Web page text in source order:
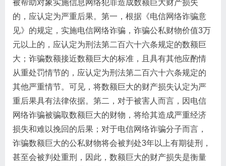
被帮助对象实施信息网络犯罪造成数额巨大财产损失
的，应认定为严重后果。第一，根据《电信网络诈骗意
见》的规定，实施电信网络诈骗，诈骗公私财物价值3万
元以上的，应认定为刑法第二百六十六条规定的数额巨
大；诈骗数额接近数额巨大的标准，且具有其他应酌情
从重处罚情节的，应认定为刑法第二百六十六条规定的
其他严重情节。可见，将数额巨大的财产损失认定为严
重后果具有法律依据。第二，对于被害人而言，因电信
网络诈骗被骗取数额巨大的财物，将给其造成严重经济
损失和难以挽回的后果；对于电信网络诈骗分子而言，
诈骗数额巨大的公私财物将会被判处3年以上有期徒刑，
甚至会被判处重刑，因此，数额巨大的财产损失是衡量